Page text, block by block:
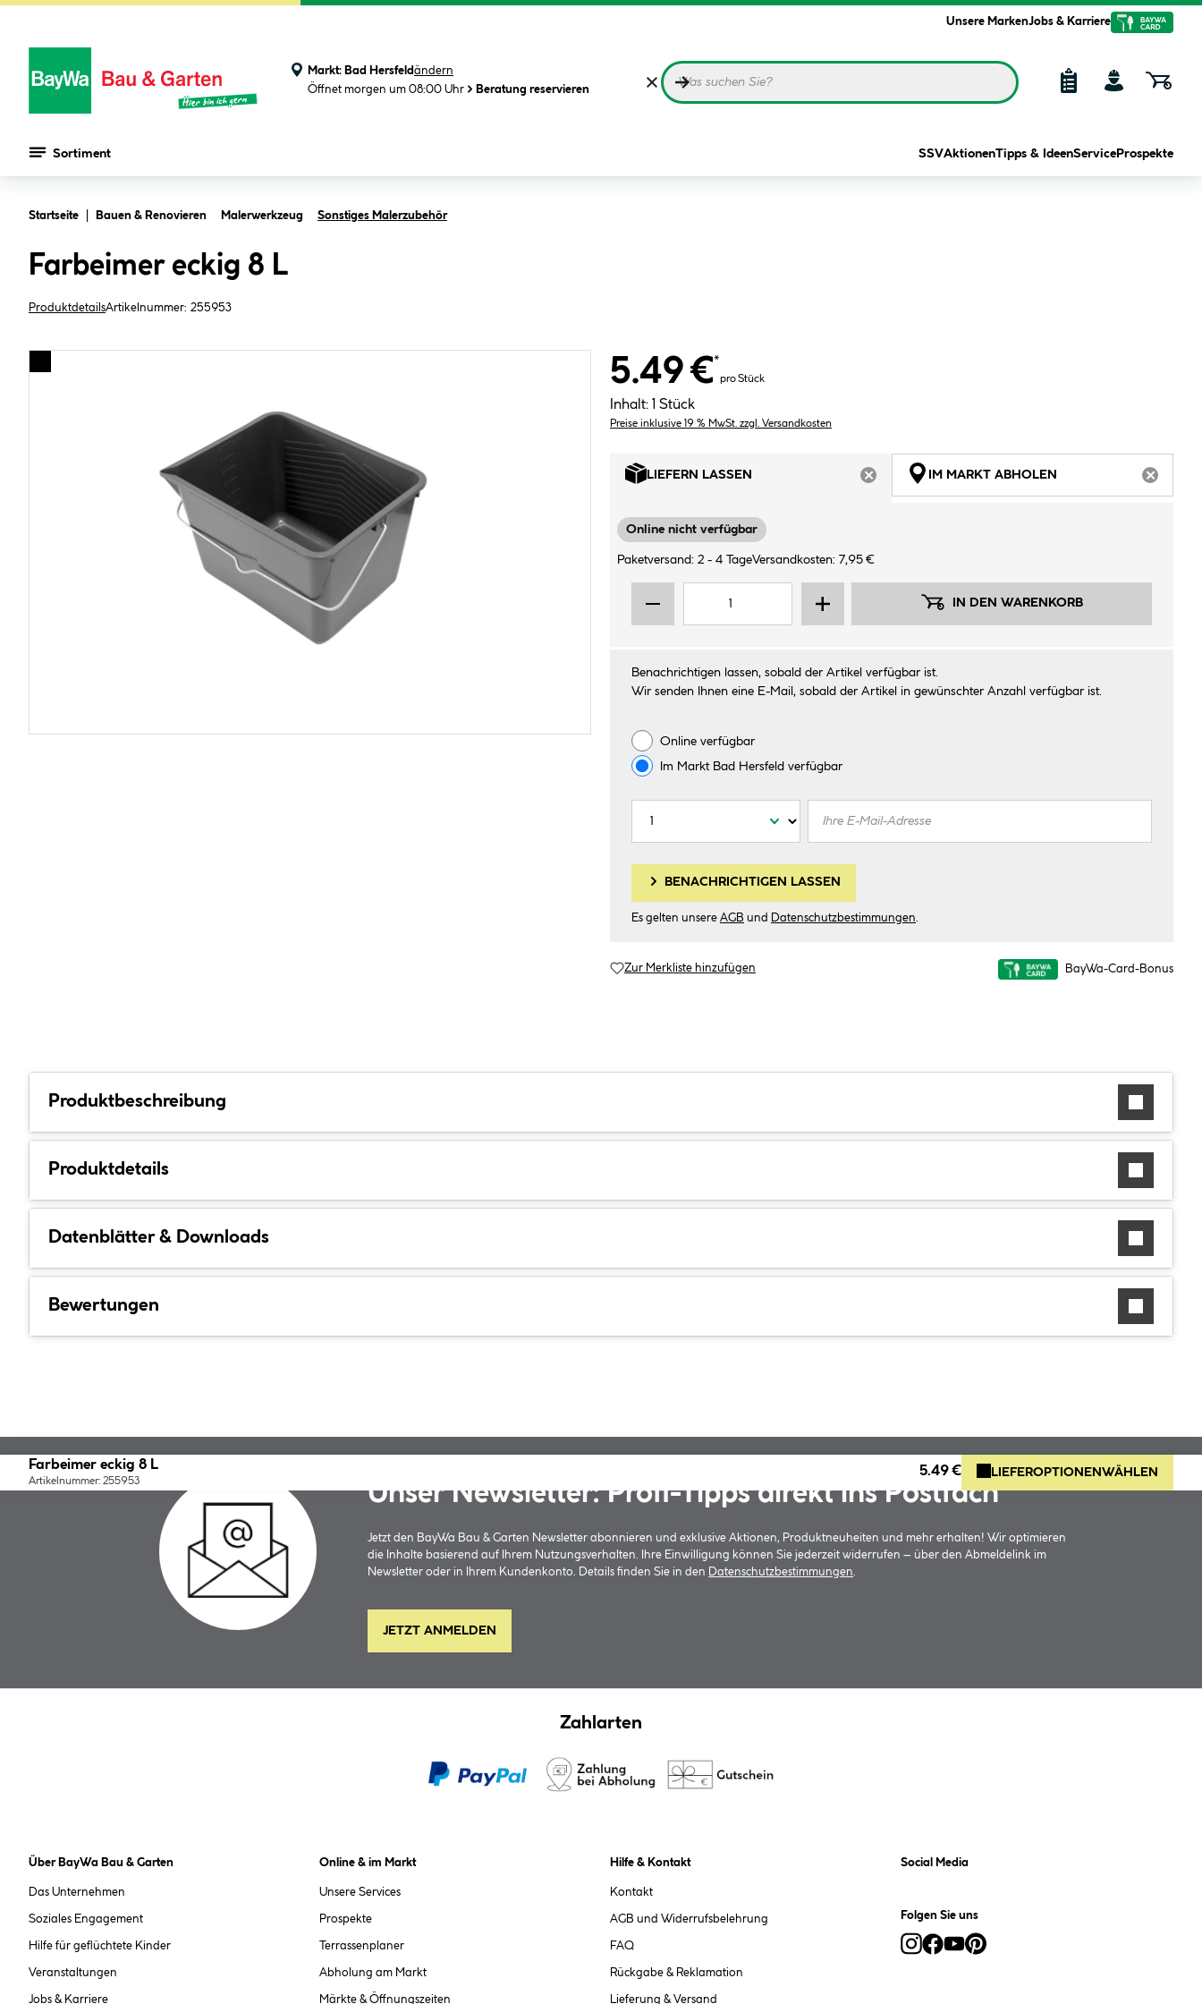
Unsere MarkenJobs & Karriere
Markt: Bad Hersfeldändern
Öffnet morgen um 08:00 Uhr
Beratung reservieren
Sortiment SSVAktionenTipps & IdeenService Prospekte
Startseite Bauen & Renovieren Malerwerkzeug Sonstiges Malerzubehör
Farbeimer eckig 8 L
ProduktdetailsArtikelnummer: 255953
5.49 €*
pro Stück
Inhalt: 1 Stück
Preise inklusive 19 % MwSt. zzgl. Versandkosten
LIEFERN LASSEN
ARTIKEL NICHT VERFÜGBAR
IM MARKT ABHOLEN
Online nicht verfügbar
Paketversand: 2 - 4 TageVersandkosten: 7,95 €
IN DEN WARENKORB
Benachrichtigen lassen, sobald der Artikel verfügbar ist.
Wir senden Ihnen eine E-Mail, sobald der Artikel in gewünschter Anzahl verfügbar ist.
Online verfügbar
Im Markt Bad Hersfeld verfügbar
BENACHRICHTIGEN LASSEN
Es gelten unsere AGB und Datenschutzbestimmungen
Zur Merkliste hinzufügen BayWa-Card-Bonus
Produktbeschreibung
Produktdetails
Datenblätter & Downloads
Bewertungen
Farbeimer eckig 8 L
Artikelnummer: 255953
5.49 € LIEFEROPTIONEN WÄHLEN
Unser Newsletter: Profi-Tipps direkt ins Postfach
Jetzt den BayWa Bau & Garten Newsletter abonnieren und exklusive Aktionen, Produktneuheiten und mehr erhalten! Wir optimieren
die Inhalte basierend auf Ihrem Nutzungsverhalten. Ihre Einwilligung können Sie jederzeit widerrufen – über den Abmeldelink im
Newsletter oder in Ihrem Kundenkonto. Details finden Sie in den
Datenschutzbestimmungen
JETZT ANMELDEN
Zahlarten
Über BayWa Bau & Garten
Das Unternehmen
Soziales Engagement
Hilfe für geflüchtete Kinder
Veranstaltungen
Jobs & Karriere
Online & im Markt
Unsere Services
Prospekte
Terrassenplaner
Abholung am Markt
Märkte & Öffnungszeiten
Hilfe & Kontakt
Kontakt
AGB und Widerrufsbelehrung
FAQ
Rückgabe & Reklamation
Lieferung & Versand
Social Media
Folgen Sie uns